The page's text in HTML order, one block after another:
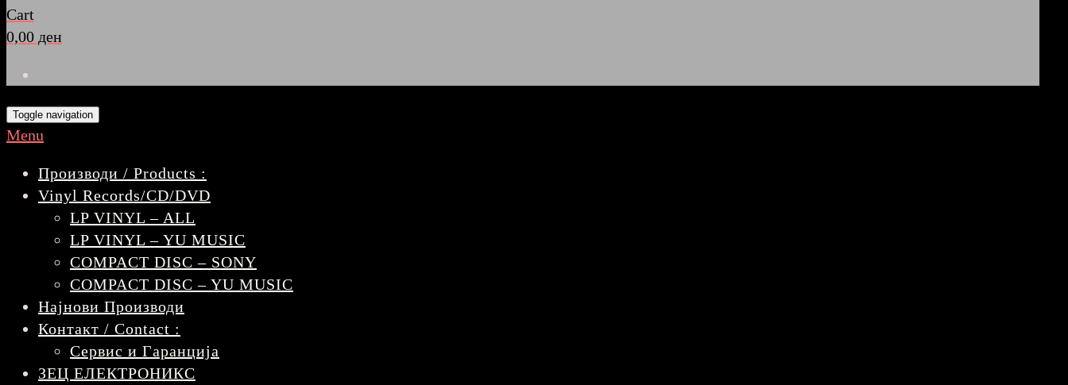
Cart
0,00 ден
Toggle navigation
Menu
Производи / Products :
Vinyl Records/CD/DVD
LP VINYL – ALL
LP VINYL – YU MUSIC
COMPACT DISC – SONY
COMPACT DISC – YU MUSIC
Најнови Производи
Контакт / Contact :
Сервис и Гаранција
ЗЕЦ ЕЛЕКТРОНИКС